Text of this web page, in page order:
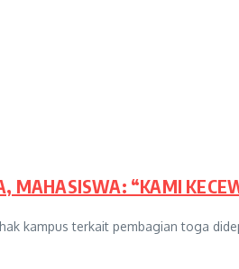
MAHASISWA: “KAMI
kampus terkait pembagian toga